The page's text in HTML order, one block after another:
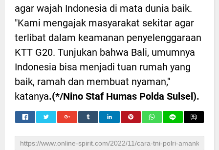
agar wajah Indonesia di mata dunia baik.
"Kami mengajak masyarakat sekitar agar
terlibat dalam keamanan penyelenggaraan
KTT G20. Tunjukan bahwa Bali, umumnya
Indonesia bisa menjadi tuan rumah yang
baik, ramah dan membuat nyaman,"
katanya.(*/Nino Staf Humas Polda Sulsel).